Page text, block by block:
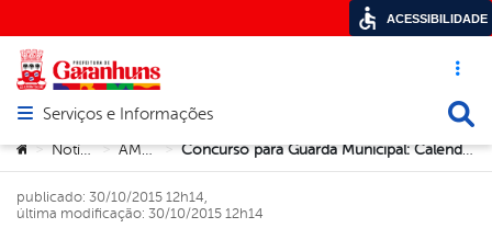
Acesso
Abrir menu principal de navegação
Serviços e Informações
Você está aqui:
> Notícias > AMSTT > Concurso para Guarda Municipal: Calendário de atividades da segunda fase é divulgado
publicado: 30/10/2015 12h14,
última modificação: 30/10/2015 12h14
ACESSIBILIDADE